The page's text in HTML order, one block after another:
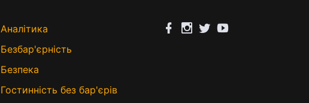
Аналітика
Безбар'єрність
Безпека
Гостинність без бар'єрів